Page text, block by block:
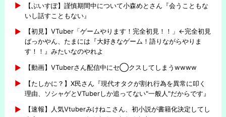
【ぶいすぽ】謹慎期間中について小森めとさん『会うこともな
いし話すこともない』
【初見】VTuber「ゲームやります！完全初見！！」←完全初見
ばっかやん、たまには『大好きなゲーム！語りながらやりま
す！！』みたいなのやれよ
【動画】VTuberさん配信中にセ◯クスしてしまうwwww
【たしかに？】X民さん『現代オタクが割れ行為を異常に叩く
理由、ソシャゲとVTuberしか追ってない"一般人"だからです』
【速報】人気Vtuberみけねこさん、初小説が書籍化決定してし